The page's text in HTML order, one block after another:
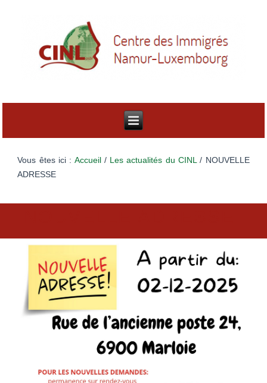
Vous êtes ici : Accueil/ Les actualités du CINL/ NOUVELLE
ADRESSE